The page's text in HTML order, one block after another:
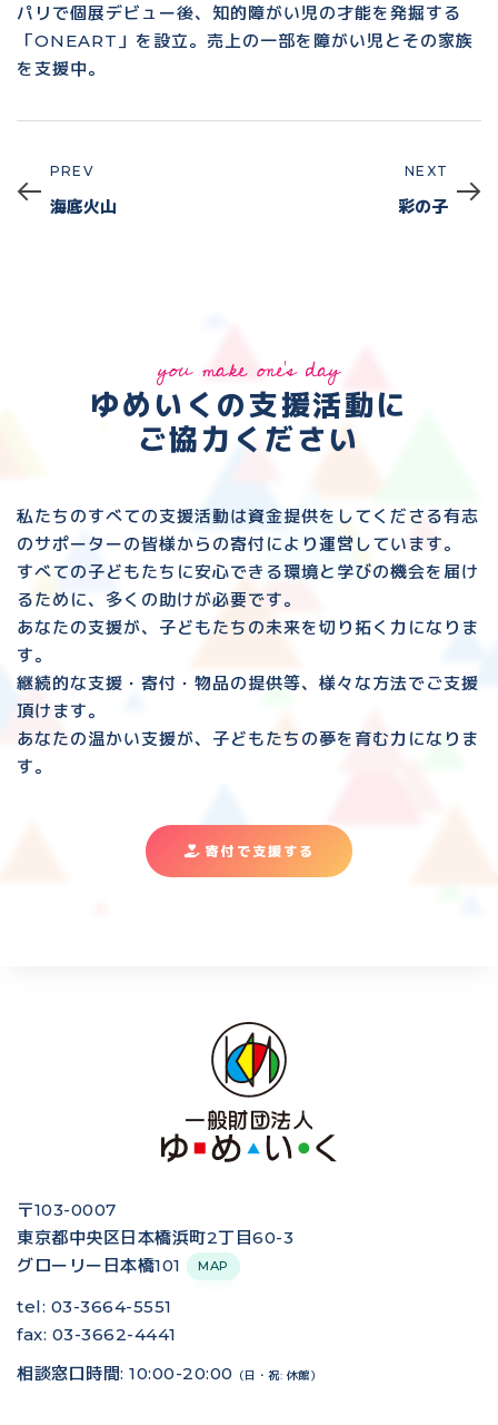
パリで個展デビュー後、知的障がい児の才能を発掘する
「ONEART」を設立。売上の一部を障がい児とその家族
を支援中。
Prev
PREV
海底火山
Next
NEXT
彩の子
you make one's day
ゆめいくの支援活動に
ご協力ください
私たちのすべての支援活動は資金提供をしてくださる有志
のサポーターの皆様からの寄付により運営しています。
すべての子どもたちに安心できる環境と 学びの機会を届け
るために、多くの助けが必要です。
あなたの支援が、子どもたちの未来を切り拓く力になりま
す。
継続的な支援・寄付・物品の提供等、様々な方法でご支援
頂けます。
あなたの温かい支援が、子どもたちの夢を育む力になりま
す。
寄付で支援する
〒103-0007
東京都中央区日本橋浜町2丁目60-3
グローリー日本橋101
MAP
tel: 03-3664-5551
fax: 03-3662-4441
相談窓口時間: 10:00-20:00
（日・祝: 休館）